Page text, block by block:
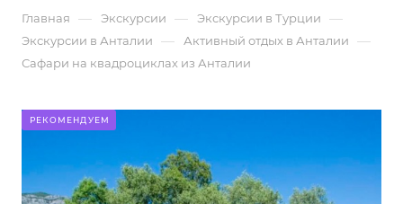
Главная — Экскурсии — Экскурсии в Турции —
Экскурсии в Анталии — Активный отдых в Анталии —
Сафари на квадроциклах из Анталии
РЕКОМЕНДУЕМ